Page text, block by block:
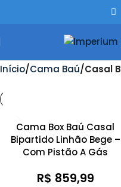
Início Cama Baú Casal
Cama Box Baú Casal
Bipartido Linhão Bege –
Com Pistão A Gás
R$ 859,99